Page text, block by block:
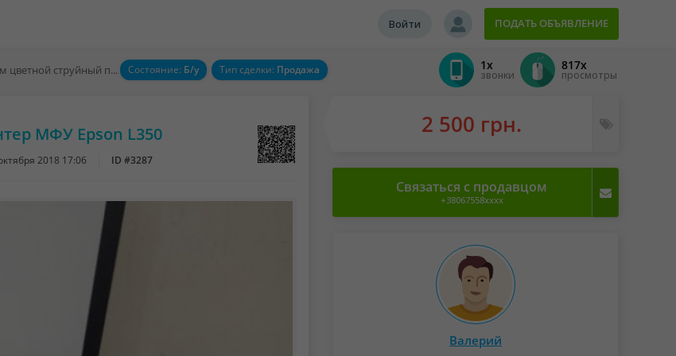
ПОДАТЬ ОБЪЯВЛЕНИЕ
Войти
Срочно Продам цветной струйный принтер МФУ Epson L350 Состояние: Б/у Тип сделки: Продажа 1x
звонки
817x
просмотры
МФУ Epson L350
2018 17:06 ID #3287
2 500 грн.
Связаться с продавцом
+38067558xxxx
Валерий